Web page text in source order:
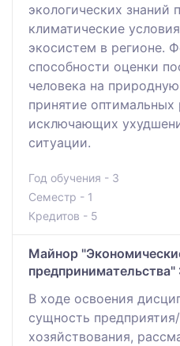
экологических знаний
климатические
экосистем в регионе.
способности оценки
человека на
принятие оптимальных
исключающих
ситуации.
Год обучения - 3
Семестр - 1
Кредитов - 5
Майнор
В ходе освоения
сущность
хозяйствования,